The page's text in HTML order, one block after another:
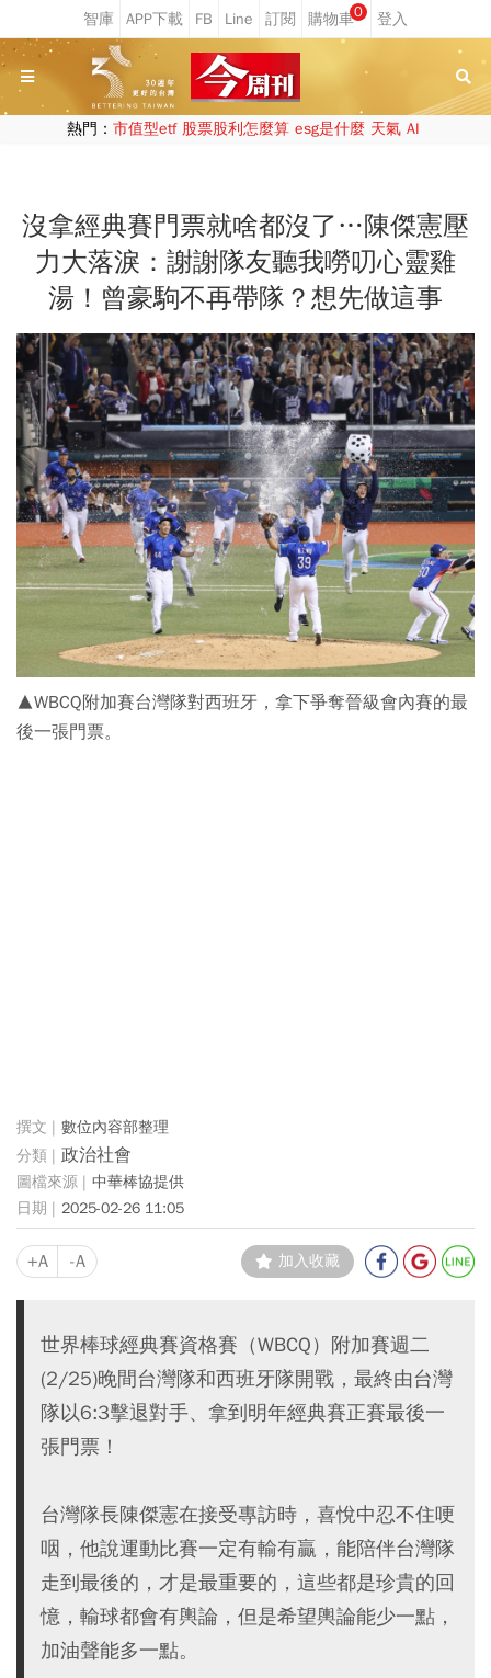
0
熱門： 市值型etf 股票股利怎麼算 esg是什麼 天氣 AI
沒拿經典賽門票就啥都沒了…陳傑憲壓
力大落淚：謝謝隊友聽我嘮叨心靈雞
湯！曾豪駒不再帶隊？想先做這事
▲WBCQ附加賽台灣隊對西班牙，拿下爭奪晉級會內賽的最
後一張門票。
數位內容部整理
政治社會
中華棒協提供
2025-02-26 11:05
+A -A 加入收藏
世界棒球經典賽資格賽（WBCQ）附加賽週二
(2/25)晚間台灣隊和西班牙隊開戰，最終由台灣
隊以6:3擊退對手、拿到明年經典賽正賽最後一
張門票！
台灣隊長陳傑憲在接受專訪時，喜悅中忍不住哽
咽，他說運動比賽一定有輸有贏，能陪伴台灣隊
走到最後的，才是最重要的，這些都是珍貴的回
憶，輸球都會有輿論，但是希望輿論能少一點，
加油聲能多一點。